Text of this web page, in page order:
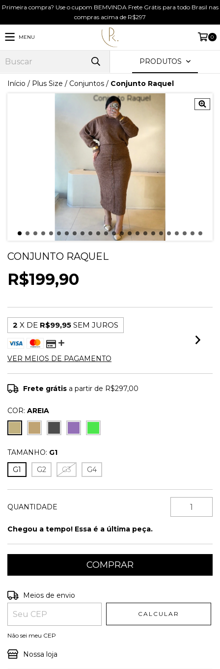
Primeira compra? Use o cupom BEMVINDA Frete Grátis para todo Brasil nas
compras acima de R$297
MENU 0
PRODUTOS
Início / Plus Size / Conjuntos / Conjunto Raquel
CONJUNTO RAQUEL
R$199,90
2 X DE R$99,95 SEM JUROS
VER MEIOS DE PAGAMENTO
Frete grátis a partir de R$297,00
COR: AREIA
TAMANHO: G1
G1
G2 G3 G4
QUANTIDADE
Chegou a tempo! Essa é a última peça.
Entregas para o CEP:
Meios de envio
CALCULAR
Não sei meu CEP
Nossa loja